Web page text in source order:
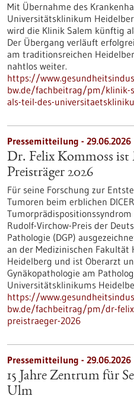
Mit Übernahme des
Universitätsklinikum
wird die Klinik Salem künftig
Der Übergang verläuft
am traditionsreichen
nahtlos weiter.
https://
bw.de/fachbeitrag/pm/klinik-
als-teil-des-
Pressemitteilung - 29.06.2026
Dr. Felix Kommoss
Preisträger 2026
Für seine Forschung zur
Tumoren beim erblichen
Rudolf-Virchow-Preis der
Pathologie (DGP)
an der Medizinischen
Heidelberg und ist Oberarzt
Gynäkopathologie am
Universitätsklinikums
https://
bw.de/fachbeitrag/pm/dr-
preistraeger-2026
Pressemitteilung - 29.06.2026
15 Jahre Zentrum für
Ulm